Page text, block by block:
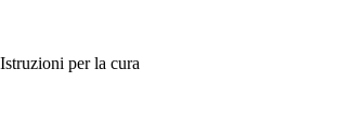
Istruzioni per la cura